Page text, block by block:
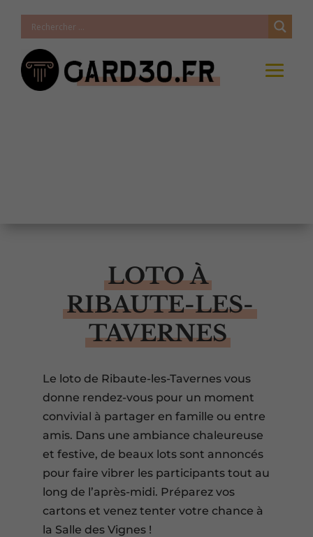
LOTO À
RIBAUTE-LES-
TAVERNES
Le loto de Ribaute-les-Tavernes vous
donne rendez-vous pour un moment
convivial à partager en famille ou entre
amis. Dans une ambiance chaleureuse
et festive, de beaux lots sont annoncés
pour faire vibrer les participants tout au
long de l’après-midi. Préparez vos
cartons et venez tenter votre chance à
la Salle des Vignes !